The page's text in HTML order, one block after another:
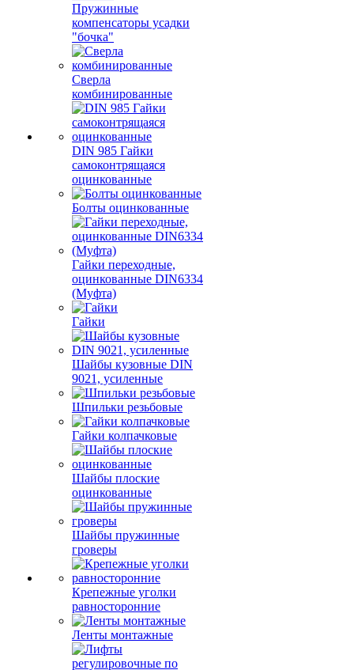
Пружинные
компенсаторы усадки
"бочка"
Сверла
комбинированные
DIN 985 Гайки
самоконтрящаяся
оцинкованные
Болты оцинкованные
Гайки переходные,
оцинкованные DIN6334
(Муфта)
Гайки
Шайбы кузовные DIN
9021, усиленные
Шпильки резьбовые
Гайки колпачковые
Шайбы плоские
оцинкованные
Шайбы пружинные
гроверы
Крепежные уголки
равносторонние
Ленты монтажные